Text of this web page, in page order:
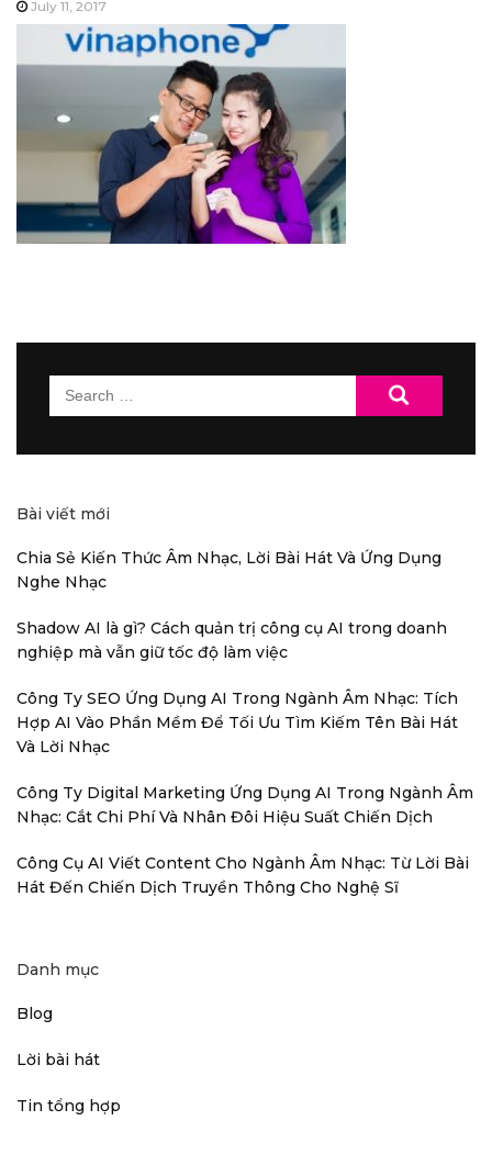
July 11, 2017
Search
for:
Bài viết mới
Chia Sẻ Kiến Thức Âm Nhạc, Lời Bài Hát Và Ứng Dụng
Nghe Nhạc
Shadow AI là gì? Cách quản trị công cụ AI trong doanh
nghiệp mà vẫn giữ tốc độ làm việc
Công Ty SEO Ứng Dụng AI Trong Ngành Âm Nhạc: Tích
Hợp AI Vào Phần Mềm Để Tối Ưu Tìm Kiếm Tên Bài Hát
Và Lời Nhạc
Công Ty Digital Marketing Ứng Dụng AI Trong Ngành Âm
Nhạc: Cắt Chi Phí Và Nhân Đôi Hiệu Suất Chiến Dịch
Công Cụ AI Viết Content Cho Ngành Âm Nhạc: Từ Lời Bài
Hát Đến Chiến Dịch Truyền Thông Cho Nghệ Sĩ
Danh mục
Blog
Lời bài hát
Tin tổng hợp